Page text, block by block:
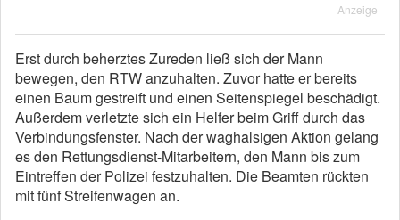
Anzeige
Erst durch beherztes Zureden ließ sich der Mann
bewegen, den RTW anzuhalten. Zuvor hatte er bereits
einen Baum gestreift und einen Seitenspiegel beschädigt.
Außerdem verletzte sich ein Helfer beim Griff durch das
Verbindungsfenster. Nach der waghalsigen Aktion gelang
es den Rettungsdienst-Mitarbeitern, den Mann bis zum
Eintreffen der Polizei festzuhalten. Die Beamten rückten
mit fünf Streifenwagen an.